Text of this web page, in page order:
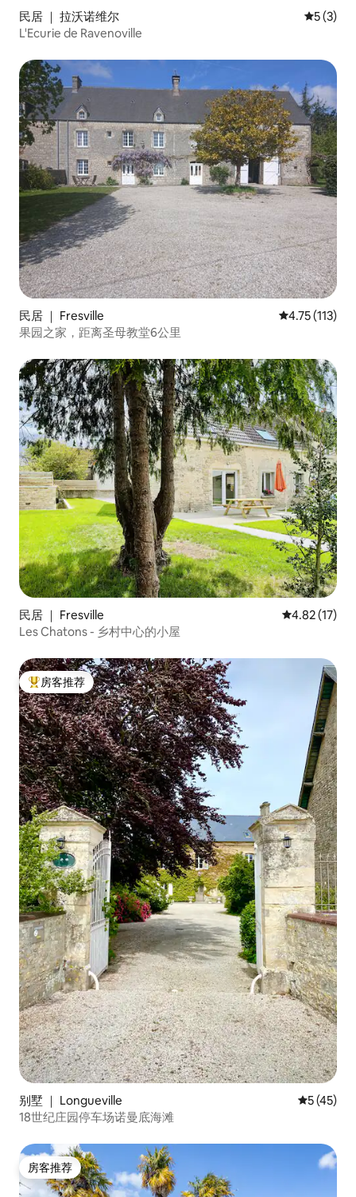
民居 ｜ 拉沃诺维尔 平均评分
5 (3)
L'Ecurie de Ravenoville
民居 ｜ Fresville 平均评分 4.75
4.75 (113)
果园之家，距离圣母教堂6公里
民居 ｜ Fresville 平均评分
4.82 (17)
Les Chatons - 乡村中心的小屋
热门「房客推荐」
房客推荐
别墅 ｜ Longueville 平均评分
5 (45)
18世纪庄园停车场诺曼底海滩
房客推荐
房客推荐